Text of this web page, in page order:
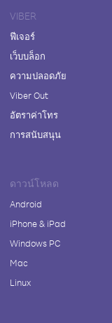
VIBER
ฟีเจอร์
เว็บบล็อก
ความปลอดภัย
Viber Out
อัตราค่าโทร
การสนับสนุน
ดาวน์โหลด
Android
iPhone & iPad
Windows PC
Mac
Linux